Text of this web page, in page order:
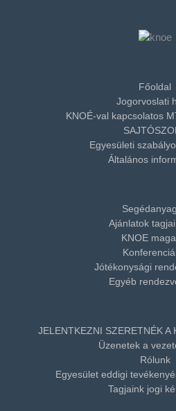
Főoldal
Jogorvoslati
KNOÉ-val kapcsolatos
Egyesületi
Általános
Ajánlatok
KNOE
Jótékonysági
Egyéb
JELENTKEZNI SZERETNÉK A
Üzenetek a
Rólunk
Egyesület eddigi
Tagjaink jogi